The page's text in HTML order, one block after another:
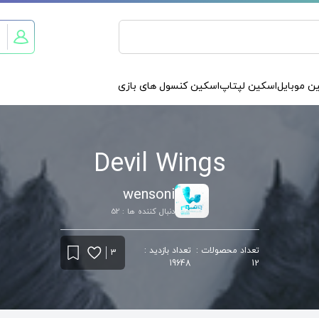
موبایلاسکین لپتاپاسکین کنسول های بازی
Devil Wings
wensoni
دنبال کننده ها : 52
تعداد محصولات :
12
تعداد بازدید :
19648
3